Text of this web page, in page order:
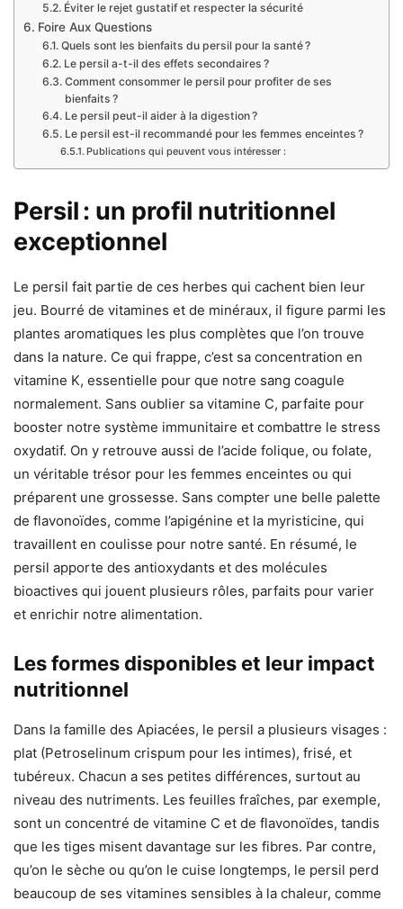
Éviter le rejet gustatif et respecter la sécurité
Foire Aux Questions
Quels sont les bienfaits du persil pour la santé ?
Le persil a-t-il des effets secondaires ?
Comment consommer le persil pour profiter de ses
bienfaits ?
Le persil peut-il aider à la digestion ?
Le persil est-il recommandé pour les femmes enceintes ?
Publications qui peuvent vous intéresser :
Persil : un profil nutritionnel
exceptionnel
Le persil fait partie de ces herbes qui cachent bien leur
jeu. Bourré de vitamines et de minéraux, il figure parmi les
plantes aromatiques les plus complètes que l’on trouve
dans la nature. Ce qui frappe, c’est sa concentration en
vitamine K, essentielle pour que notre sang coagule
normalement. Sans oublier sa vitamine C, parfaite pour
booster notre système immunitaire et combattre le stress
oxydatif. On y retrouve aussi de l’acide folique, ou folate,
un véritable trésor pour les femmes enceintes ou qui
préparent une grossesse. Sans compter une belle palette
de flavonoïdes, comme l’apigénine et la myristicine, qui
travaillent en coulisse pour notre santé. En résumé, le
persil apporte des antioxydants et des molécules
bioactives qui jouent plusieurs rôles, parfaits pour varier
et enrichir notre alimentation.
Les formes disponibles et leur impact
nutritionnel
Dans la famille des Apiacées, le persil a plusieurs visages :
plat (Petroselinum crispum pour les intimes), frisé, et
tubéreux. Chacun a ses petites différences, surtout au
niveau des nutriments. Les feuilles fraîches, par exemple,
sont un concentré de vitamine C et de flavonoïdes, tandis
que les tiges misent davantage sur les fibres. Par contre,
qu’on le sèche ou qu’on le cuise longtemps, le persil perd
beaucoup de ses vitamines sensibles à la chaleur, comme